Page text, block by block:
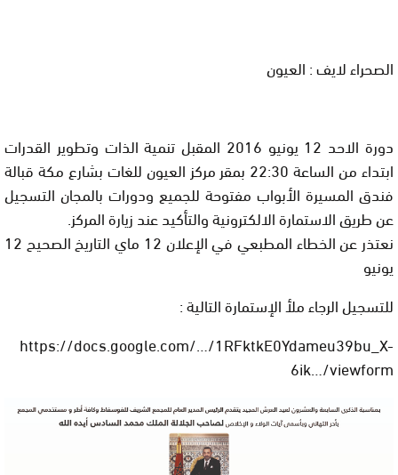
الصحراء لايف : العيون
دورة الاحد 12 يونيو 2016 المقبل تنمية الذات وتطوير القدرات
ابتداء من الساعة 22:30 بمقر مركز العيون للغات بشارع مكة قبالة
فندق المسيرة الأبواب مفتوحة للجميع ودورات بالمجان التسجيل
عن طريق الاستمارة الالكترونية والتأكيد عند زيارة المركز.
نعتذر عن الخطاء المطبعي في الإعلان 12 ماي التاريخ الصحيح 12
يونيو
للتسجيل الرجاء ملأ الإستمارة التالية :
https://docs.google.com/…/1RFktkE0Ydameu39bu_X-
6ik…/viewform